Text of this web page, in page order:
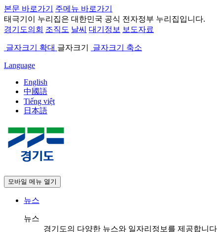
본문 바로가기
주메뉴 바로가기
태극기 이 누리집은 대한민국 공식 전자정부 누리집입니다.
경기도의회 조직도 날씨 대기정보 보도자료
글자크기 확대 글자크기 글자크기 축소
Language
English
中國語
Tiếng việt
日本語
모바일 메뉴 열기
뉴스
뉴스
경기도의 다양한 뉴스와 일자리정보를 제공합니다